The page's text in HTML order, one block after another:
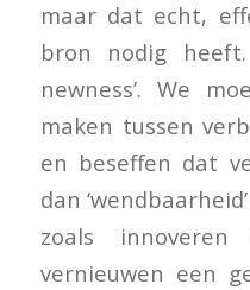
maar dat echt,
bron nodig
newness’. We
maken tussen
en beseffen dat
dan
zoals
vernieuwen een